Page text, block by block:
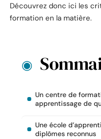
Découvrez donc ici les
formation en la matière.
Un centre de
apprentissage de
Une école
diplômes reconnus